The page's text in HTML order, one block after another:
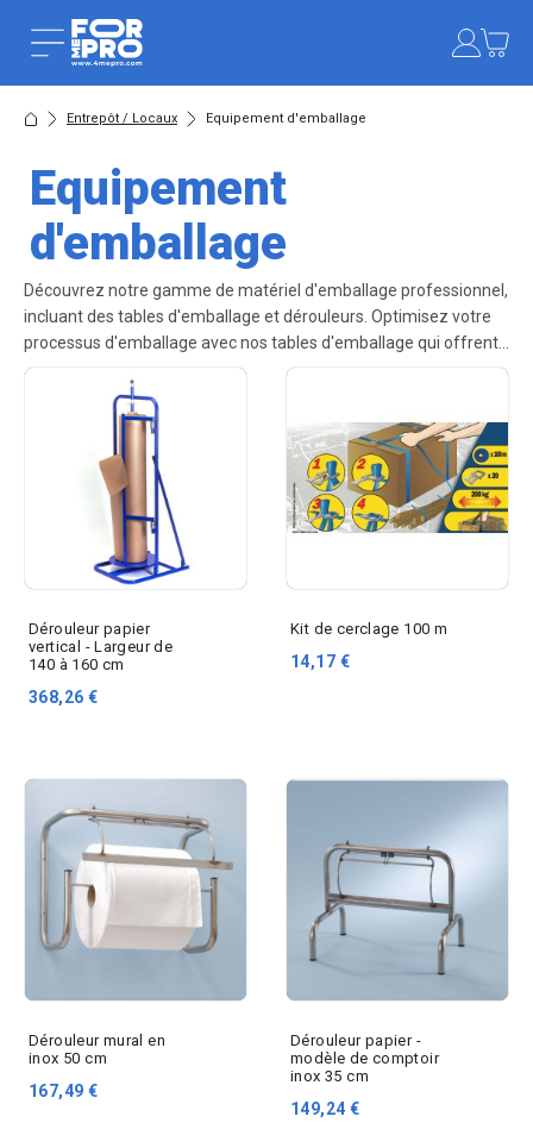
Entrepôt / Locaux Equipement d'emballage
Equipement
d'emballage
Découvrez notre gamme de matériel d'emballage professionnel,
incluant des tables d'emballage et dérouleurs. Optimisez votre
processus d'emballage avec nos tables d'emballage qui offrent
une surface de travail pratique, tandis que nos dérouleurs
facilitent la manipulation des rouleaux d'emballage. Augmentez
la productivité et réduisez les risques de blessures grâce à notre
Dérouleur papier
vertical - Largeur de
140 à 160 cm
368,26 €
Kit de cerclage 100 m
14,17 €
Dérouleur mural en
inox 50 cm
167,49 €
Dérouleur papier -
modèle de comptoir
inox 35 cm
149,24 €